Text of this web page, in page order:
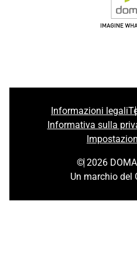
Informazioni legali
Informativa sulla
© 2026
Un marchio del